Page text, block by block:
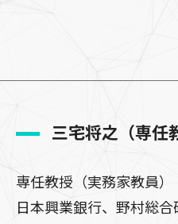
三宅将之（専任
専任教授（実務家教員
日本興業銀行、野村総